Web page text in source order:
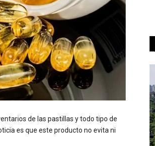
de las pastillas y todo tipo de
es que este producto no evita ni